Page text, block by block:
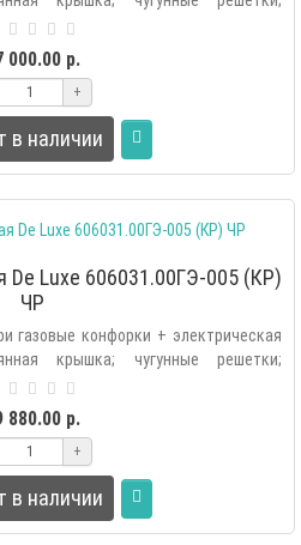
000.00 р.
+
в наличии
De Luxe 606031.00ГЭ-005 (КР)
ЧР
газовые конфорки + электрическая
крышка; чугунные решетки;
880.00 р.
+
в наличии